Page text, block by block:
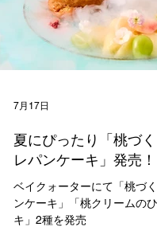
夏にぴったり「桃づ
レパンケーキ」発売！
ベイクォーターにて「桃づ
ンケーキ」「桃クリームの
キ」2種を発売
7月17日